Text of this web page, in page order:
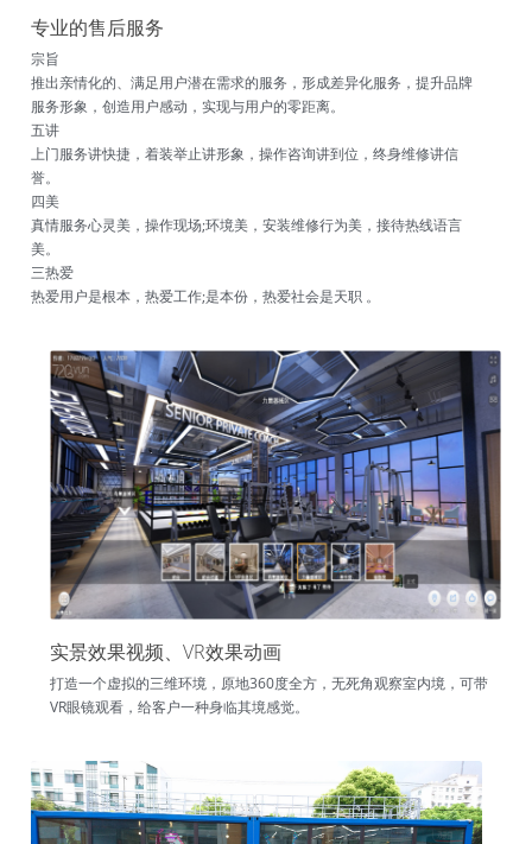
专业的售后服务
宗旨
推出亲情化的、满足用户潜在需求的服务，形成差异化服务，提升品牌
服务形象，创造用户感动，实现与用户的零距离。
五讲
上门服务讲快捷，着装举止讲形象，操作咨询讲到位，终身维修讲信
誉。
四美
真情服务心灵美，操作现场;环境美，安装维修行为美，接待热线语言
美。
三热爱
热爱用户是根本，热爱工作;是本份，热爱社会是天职 。
实景效果视频、VR效果动画
打造一个虚拟的三维环境，原地360度全方，无死角观察室内境，可带
VR眼镜观看，给客户一种身临其境感觉。